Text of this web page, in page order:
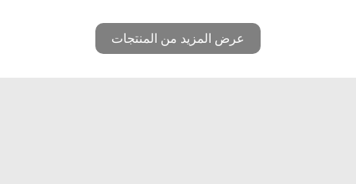
عرض المزيد من المنتجات